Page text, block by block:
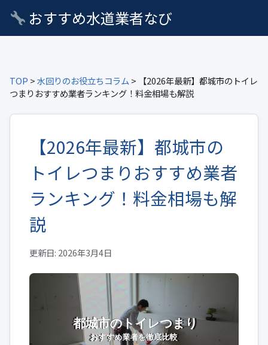
おすすめ水道業者なび
TOP >水回りのお役立ちコラム > 【2026年最新】都城市のトイレ
つまりおすすめ業者ランキング！料金相場も解説
【2026年最新】都城市の
トイレつまりおすすめ業者
ランキング！料金相場も解
説
更新日: 2026年3月4日